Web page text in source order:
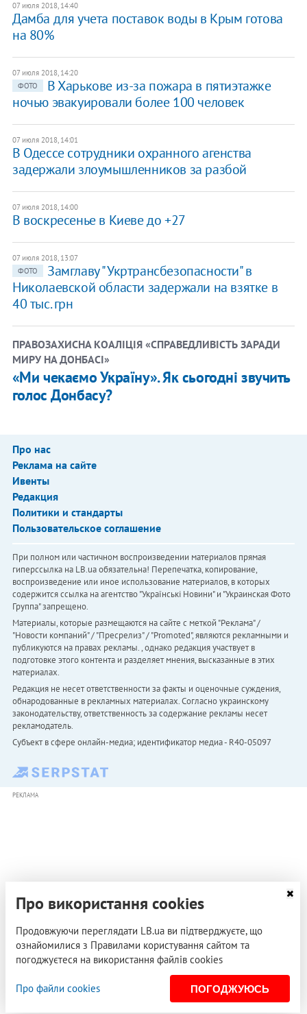
07 июля 2018, 14:40
Дамба для учета поставок воды в Крым готова
на 80%
07 июля 2018, 14:20
ФОТО
В Харькове из-за пожара в пятиэтажке
ночью эвакуировали более 100 человек
07 июля 2018, 14:01
В Одессе сотрудники охранного агенства
задержали злоумышленников за разбой
07 июля 2018, 14:00
В воскресенье в Киеве до +27
07 июля 2018, 13:07
ФОТО
Замглаву "Укртрансбезопасности" в
Николаевской области задержали на взятке в
40 тыс. грн
ПРАВОЗАХИСНА КОАЛІЦІЯ «СПРАВЕДЛИВІСТЬ ЗАРАДИ
МИРУ НА ДОНБАСІ»
«Ми чекаємо Україну». Як сьогодні звучить
голос Донбасу?
Про нас
Реклама на сайте
Ивенты
Редакция
Политики и стандарты
Пользовательское соглашение
При полном или частичном воспроизведении материалов прямая
гиперссылка на LB.ua обязательна! Перепечатка, копирование,
воспроизведение или иное использование материалов, в которых
содержится ссылка на агентство "Українськi Новини" и "Украинская Фото
Группа" запрещено.
Материалы, которые размещаются на сайте с меткой "Реклама" /
"Новости компаний" / "Пресрелиз" / "Promoted", являются рекламными и
публикуются на правах рекламы. , однако редакция участвует в
подготовке этого контента и разделяет мнения, высказанные в этих
материалах.
Редакция не несет ответственности за факты и оценочные суждения,
обнародованные в рекламных материалах. Согласно украинскому
законодательству, ответственность за содержание рекламы несет
рекламодатель.
Субъект в сфере онлайн-медиа; идентификатор медиа - R40-05097
РЕКЛАМА
Про використання cookies
Продовжуючи переглядати LB.ua ви підтверджуєте, що
ознайомилися з Правилами користування сайтом та
погоджуєтеся на використання файлів cookies
Про файли cookies ПОГОДЖУЮСЬ